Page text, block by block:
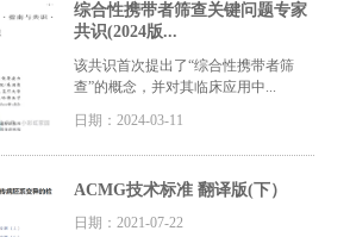
综合性携带者筛查关键问题专家
共识(2024版...
该共识首次提出了“综合性携带者筛
查”的概念，并对其临床应用中...
日期：2024-03-11
ACMG技术标准 翻译版(下）
日期：2021-07-22